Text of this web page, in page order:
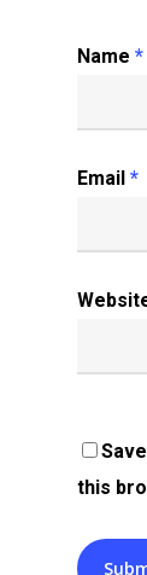
Name *
Email *
this